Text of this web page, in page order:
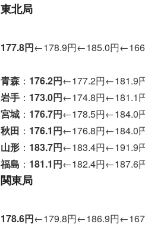
東北局
177.8円←178.9円←185.0円
青森 ： 176.2円←177.2円←181.9
岩手 ： 173.0円←174.8円←181.1
宮城 ： 176.7円←178.5円←184.0
秋田 ： 176.1円←176.8円←184.0
山形 ： 183.7円←183.4円←191.9
福島 ： 181.1円←182.4円←187.6
関東局
178.6円←179.8円←186.9円